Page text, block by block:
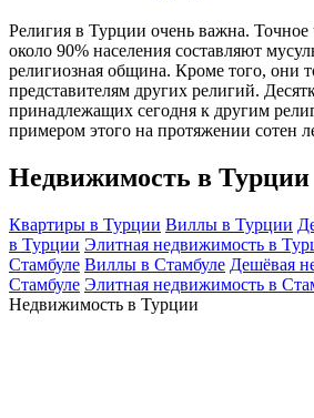
Религия в Турции очень важна. Точное
около 90% населения составляют
религиозная община. Кроме того, они
представителям других религий.
принадлежащих сегодня к другим
примером этого на протяжении сотен
Недвижимость в Турции
Квартиры в Турции Виллы в Турции
в Турции Элитная недвижимость в
Стамбуле Виллы в Стамбуле Дешёвая
Стамбуле Элитная недвижимость в
Недвижимость в Турции